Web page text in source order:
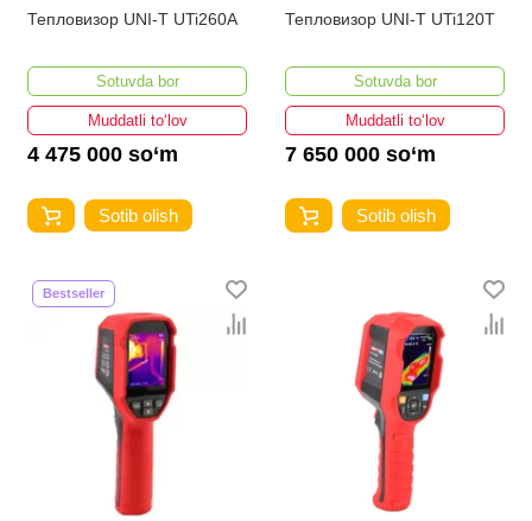
Тепловизор UNI-T UTi260A
Sotuvda bor
Muddatli to‘lov
4 475 000 so‘m
Sotib olish
Тепловизор UNI-T UTi120T
Sotuvda bor
Muddatli to‘lov
7 650 000 so‘m
Sotib olish
Bestseller